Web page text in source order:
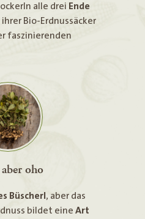
alle drei Ende
Bio-Erdnussäcker
faszinierenden
oho
Büscherl , aber das
bildet eine Art